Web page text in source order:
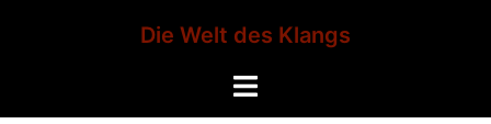
Die Welt des Klangs
Menü